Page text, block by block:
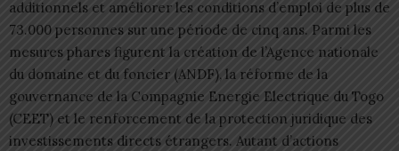
additionnels et améliorer les conditions d’emploi de plus de
73.000 personnes sur une période de cinq ans. Parmi les
mesures phares figurent la création de l’Agence nationale
du domaine et du foncier (ANDF), la réforme de la
gouvernance de la Compagnie Energie Electrique du Togo
(CEET) et le renforcement de la protection juridique des
investissements directs étrangers. Autant d’actions